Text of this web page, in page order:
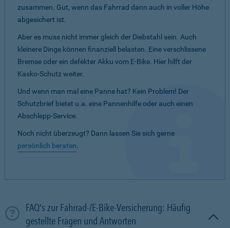
zusammen. Gut, wenn das Fahrrad dann auch in voller Höhe
abgesichert ist.
Aber es muss nicht immer gleich der Diebstahl sein. Auch
kleinere Dinge können finanziell belasten. Eine verschlissene
Bremse oder ein defekter Akku vom E-Bike. Hier hilft der
Kasko-Schutz weiter.
Und wenn man mal eine Panne hat? Kein Problem! Der
Schutzbrief bietet u.a. eine Pannenhilfe oder auch einen
Abschlepp-Service.
Noch nicht überzeugt? Dann lassen Sie sich gerne
persönlich beraten.
FAQ's zur Fahrrad-/E-Bike-Versicherung: Häufig
gestellte Fragen und Antworten